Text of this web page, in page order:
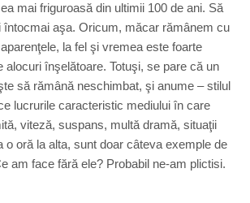
mai friguroasă din ultimii 100 de ani. Să
întocmai aşa. Oricum, măcar rămânem cu
la fel şi vremea este foarte
alocuri înşelătoare. Totuşi, se pare că un
să rămână neschimbat, şi anume – stilul
lucru­rile caracteristic mediului în care
viteză, suspans, multă dramă, situaţii
o oră la alta, sunt doar câteva exemple de
am face fără ele? Probabil ne-am plictisi.